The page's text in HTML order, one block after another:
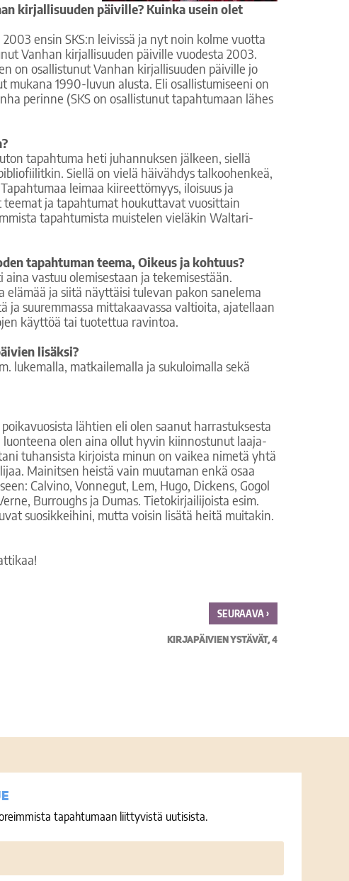
kirjallisuuden päiville? Kuinka usein olet
ensin SKS:n leivissä ja nyt noin kolme vuotta
Vanhan kirjallisuuden päiville vuodesta 2003.
on osallistunut Vanhan kirjallisuuden päiville jo
mukana 1990-luvun alusta. Eli osallistumiseeni on
perinne (SKS on osallistunut tapahtumaan lähes
tapahtuma heti juhannuksen jälkeen, siellä
Siellä on vielä häivähdys talkoohenkeä,
leimaa kiireettömyys, iloisuus ja
teemat ja tapahtumat houkuttavat vuosittain
tapahtumista muistelen vieläkin Waltari-
tapahtuman teema, Oikeus ja kohtuus?
vastuu olemisestaan ja tekemisestään.
elämää ja siitä näyttäisi tulevan pakon sanelema
ja suuremmassa mittakaavassa valtioita, ajatellaan
käyttöä tai tuotettua ravintoa.
lisäksi?
lukemalla, matkailemalla ja sukuloimalla sekä
lähtien eli olen saanut harrastuksesta
olen aina ollut hyvin kiinnostunut laaja-
tuhansista kirjoista minun on vaikea nimetä yhtä
Mainitsen heistä vain muutaman enkä osaa
Calvino, Vonnegut, Lem, Hugo, Dickens, Gogol
Burroughs ja Dumas. Tietokirjailijoista esim.
suosikkeihini, mutta voisin lisätä heitä muitakin.
SEURAAVA›
KIRJAPÄIVIEN YSTÄVÄT, 4
tapahtumaan liittyvistä uutisista.